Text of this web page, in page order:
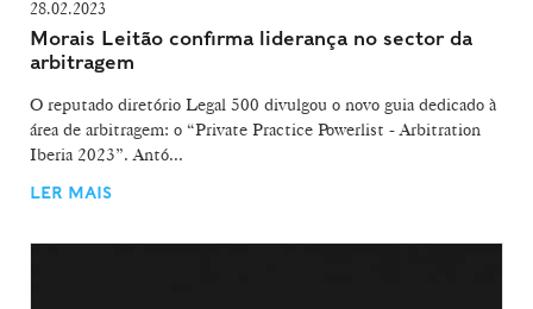
28.02.2023
Morais Leitão confirma liderança no sector da
arbitragem
O reputado diretório Legal 500 divulgou o novo guia dedicado à
área de arbitragem: o “Private Practice Powerlist - Arbitration
Iberia 2023”. Antó...
LER MAIS